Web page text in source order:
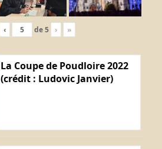
‹ de5 › »
La Coupe de Poudloire 2022
(crédit : Ludovic Janvier)